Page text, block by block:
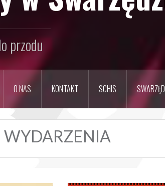
przodu
O NAS KONTAKT SCHIS